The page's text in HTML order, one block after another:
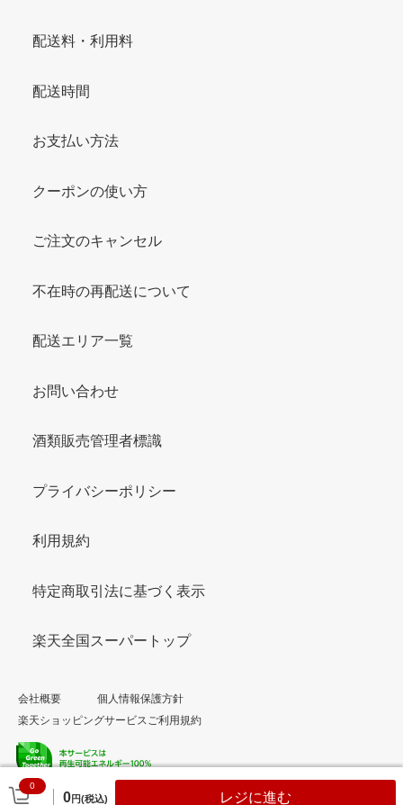
0
0円(税込) レジに進む
配送料・利用料
配送時間
お支払い方法
クーポンの使い方
ご注文のキャンセル
不在時の再配送について
配送エリア一覧
お問い合わせ
酒類販売管理者標識
プライバシーポリシー
利用規約
特定商取引法に基づく表示
楽天全国スーパートップ
会社概要
個人情報保護方針
楽天ショッピングサービスご利用規約
© Rakuten Group, Inc.